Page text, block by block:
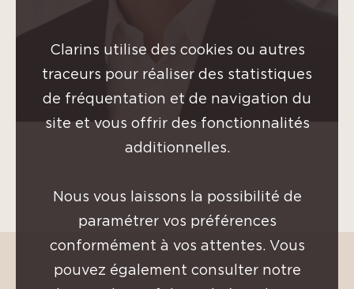
Clarins utilise des cookies ou autres
traceurs pour réaliser des statistiques
de fréquentation et de navigation du
site et vous offrir des fonctionnalités
additionnelles.
Nous vous laissons la possibilité de
paramétrer vos préférences
conformément à vos attentes. Vous
pouvez également consulter notre